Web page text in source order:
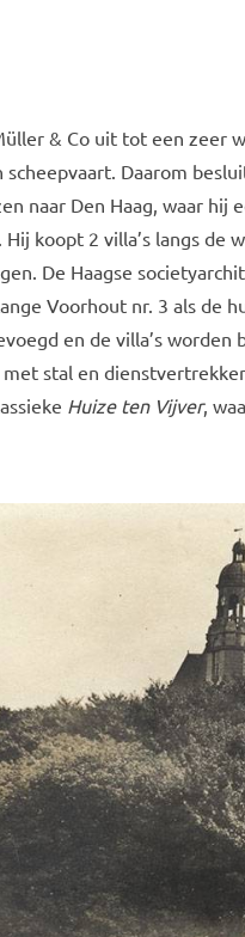
& Co uit tot een zeer
Daarom
naar Den Haag, waar hij
koopt 2 villa’s langs de
De Haagse
Voorhout nr. 3 als de
en de villa’s worden
stal en
Huize ten Vijver,